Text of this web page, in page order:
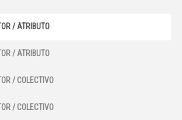
/ ATRIBUTO
/ ATRIBUTO
/ COLECTIVO
/ COLECTIVO